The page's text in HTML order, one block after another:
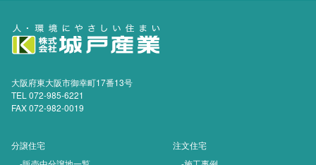
大阪府東大阪市御幸町17番13号
TEL 072-985-6221
FAX 072-982-0019
分譲住宅
注文住宅